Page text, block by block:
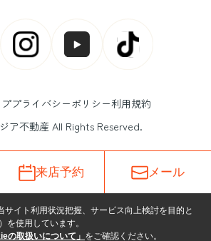
プライバシーポリシー利用規約
ア不動産 All Rights Reserved.
来店予約 メール
サイト利用状況把握、サービス向上検討を目的と
を使用しています。
の取扱いについて」 をご確認ください。